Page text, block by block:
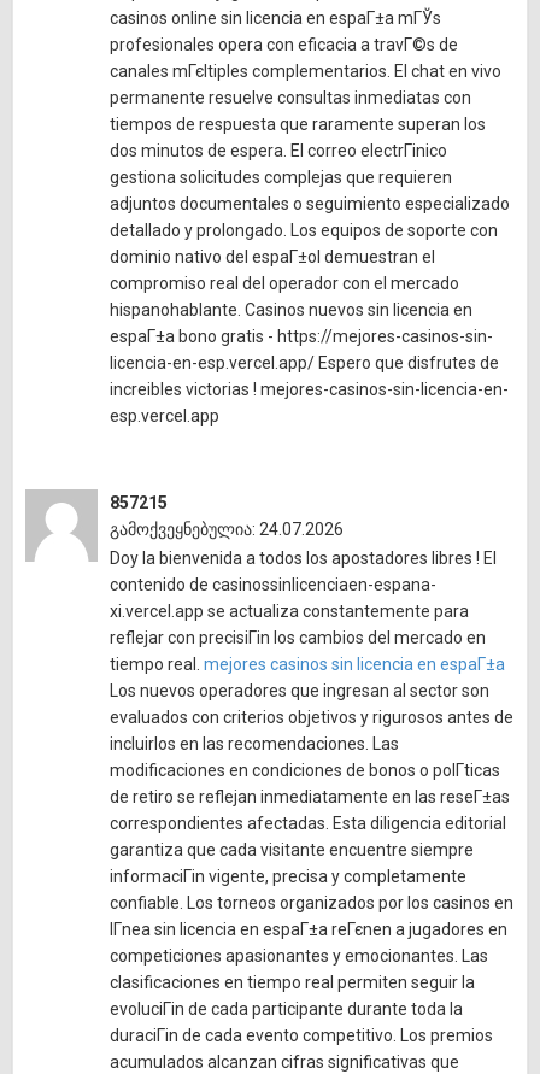
casinos online sin licencia en espaГ±a mГЎs
profesionales opera con eficacia a travГ©s de
canales mГєltiples complementarios. El chat en vivo
permanente resuelve consultas inmediatas con
tiempos de respuesta que raramente superan los
dos minutos de espera. El correo electrГіnico
gestiona solicitudes complejas que requieren
adjuntos documentales o seguimiento especializado
detallado y prolongado. Los equipos de soporte con
dominio nativo del espaГ±ol demuestran el
compromiso real del operador con el mercado
hispanohablante. Casinos nuevos sin licencia en
espaГ±a bono gratis - https://mejores-casinos-sin-
licencia-en-esp.vercel.app/ Espero que disfrutes de
increibles victorias ! mejores-casinos-sin-licencia-en-
esp.vercel.app
857215
გამოქვეყნებულია: 24.07.2026
Doy la bienvenida a todos los apostadores libres ! El
contenido de casinossinlicenciaen-espana-
xi.vercel.app se actualiza constantemente para
reflejar con precisiГіn los cambios del mercado en
tiempo real. mejores casinos sin licencia en espaГ±a
Los nuevos operadores que ingresan al sector son
evaluados con criterios objetivos y rigurosos antes de
incluirlos en las recomendaciones. Las
modificaciones en condiciones de bonos o polГ­ticas
de retiro se reflejan inmediatamente en las reseГ±as
correspondientes afectadas. Esta diligencia editorial
garantiza que cada visitante encuentre siempre
informaciГіn vigente, precisa y completamente
confiable. Los torneos organizados por los casinos en
lГ­nea sin licencia en espaГ±a reГєnen a jugadores en
competiciones apasionantes y emocionantes. Las
clasificaciones en tiempo real permiten seguir la
evoluciГіn de cada participante durante toda la
duraciГіn de cada evento competitivo. Los premios
acumulados alcanzan cifras significativas que